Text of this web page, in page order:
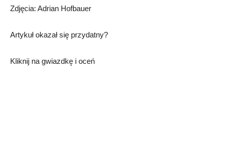
Zdjęcia: Adrian Hofbauer
Artykuł okazał się przydatny?
Kliknij na gwiazdkę i oceń